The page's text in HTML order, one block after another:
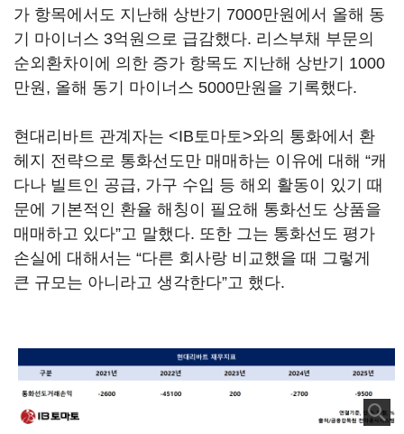
가 항목에서도 지난해 상반기 7000만원에서 올해 동
기 마이너스 3억원으로 급감했다. 리스부채 부문의
순외환차이에 의한 증가 항목도 지난해 상반기 1000
만원, 올해 동기 마이너스 5000만원을 기록했다.
현대리바트 관계자는 <IB토마토>와의 통화에서 환
헤지 전략으로 통화선도만 매매하는 이유에 대해 “캐
다나 빌트인 공급, 가구 수입 등 해외 활동이 있기 때
문에 기본적인 환율 해칭이 필요해 통화선도 상품을
매매하고 있다”고 말했다. 또한 그는 통화선도 평가
손실에 대해서는 “다른 회사랑 비교했을 때 그렇게
큰 규모는 아니라고 생각한다”고 했다.